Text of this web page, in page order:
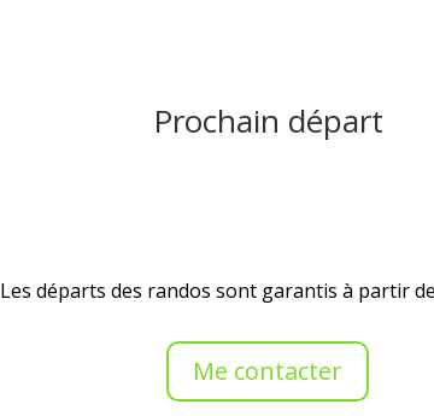
Prochain départ
Les départs des randos sont garantis à partir
Me contacter